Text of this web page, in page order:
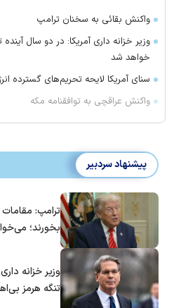
واکنش بقائی به سخنان ترامپ
وزیر خزانه داری آمریکا: در دو سال
خواهد شد
سنای آمریکا لایحه تحریم‌های گسترده
واکنش عراقچی به توافقنامه مکه
پیشنهاد سردبیر
ترامپ:
بخورند؛
وزیر خزانه
تنگه هرمز